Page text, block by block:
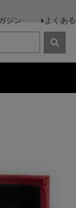
ジン よくあ